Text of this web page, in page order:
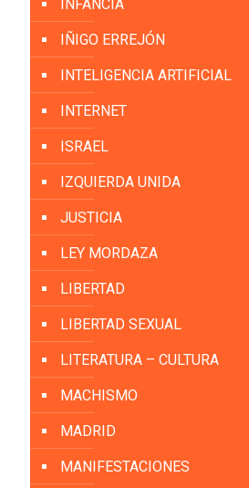
INFANCIA
IÑIGO ERREJÓN
INTELIGENCIA ARTIFICIAL
INTERNET
ISRAEL
IZQUIERDA UNIDA
JUSTICIA
LEY MORDAZA
LIBERTAD
LIBERTAD SEXUAL
LITERATURA – CULTURA
MACHISMO
MADRID
MANIFESTACIONES